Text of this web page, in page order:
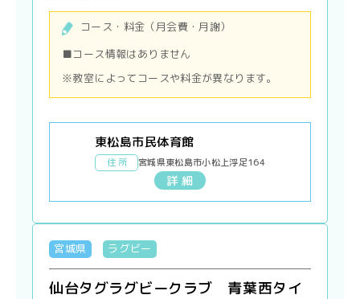
コース・料金（月会費・月謝）
■コース情報はありません
※教室によってコースや料金が異なります。
東松島市民体育館
住 所 宮城県東松島市小松上浮足164
詳 細
宮城県 ラグビー
仙台タグラグビークラブ 青葉西タイ